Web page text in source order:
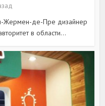
Жермен-де-Пре дизайнер
в области...